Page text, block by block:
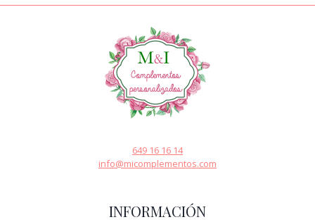
649 16 16 14
info@micomplementos.com
INFORMACIÓN